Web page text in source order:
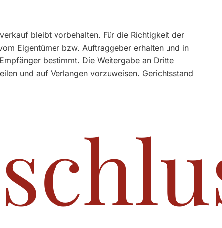
bleibt vorbehalten. Für die Richtigkeit der
Eigentümer bzw. Auftraggeber erhalten und in
bestimmt. Die Weitergabe an Dritte
und auf Verlangen vorzuweisen. Gerichtsstand